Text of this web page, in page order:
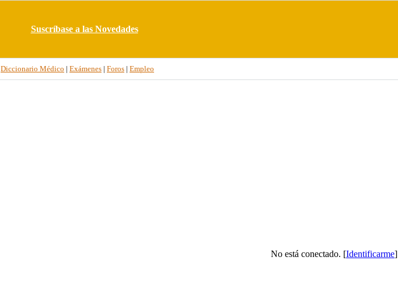
Suscríbase a las Novedades
Diccionario Médico | Exámenes | Foros | Empleo
No está conectado. [Identificarme]